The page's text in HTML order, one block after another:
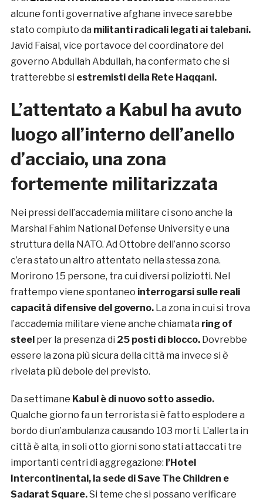
alcune fonti governative afghane invece sarebbe
stato compiuto da militanti radicali legati ai talebani.
Javid Faisal, vice portavoce del coordinatore del
governo Abdullah Abdullah, ha confermato che si
tratterebbe si estremisti della Rete Haqqani.
L’attentato a Kabul ha avuto
luogo all’interno dell’anello
d’acciaio, una zona
fortemente militarizzata
Nei pressi dell’accademia militare ci sono anche la
Marshal Fahim National Defense University e una
struttura della NATO. Ad Ottobre dell’anno scorso
c’era stato un altro attentato nella stessa zona.
Morirono 15 persone, tra cui diversi poliziotti. Nel
frattempo viene spontaneo interrogarsi sulle reali
capacità difensive del governo.La zona in cui si trova
l’accademia militare viene anche chiamata ring of
steelper la presenza di 25 posti di blocco.Dovrebbe
essere la zona più sicura della città ma invece si è
rivelata più debole del previsto.
Da settimane Kabul è di nuovo sotto assedio.
Qualche giorno fa un terrorista si è fatto esplodere a
bordo di un’ambulanza causando 103 morti. L’allerta in
città è alta, in soli otto giorni sono stati attaccati tre
importanti centri di aggregazione: l’Hotel
Intercontinental, la sede di Save The Children e
Sadarat Square.Si teme che si possano verificare